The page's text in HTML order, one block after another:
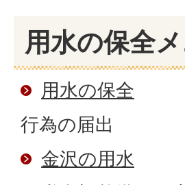
用水の保全
用水の保全
行為の届出
金沢の用水